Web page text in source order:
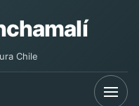
Chile